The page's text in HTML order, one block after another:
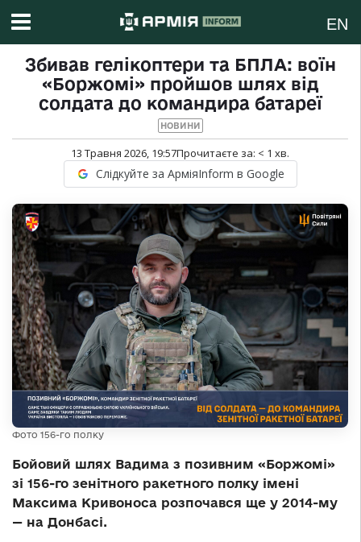
EN
Збивав гелікоптери та БПЛА: воїн
«Боржомі» пройшов шлях від
солдата до командира батареї
НОВИНИ
13 Травня 2026, 19:57Прочитаєте за: < 1 хв.
Слідкуйте за АрміяInform в Google
Фото 156-го полку
Бойовий шлях Вадима з позивним «Боржомі»
зі 156-го зенітного ракетного полку імені
Максима Кривоноса розпочався ще у 2014-му
— на Донбасі.